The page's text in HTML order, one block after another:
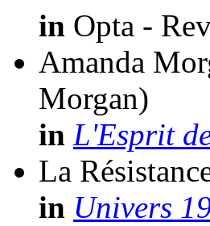
in Opta -
Amanda
Morgan)
in L'Esprit
La
in Univers